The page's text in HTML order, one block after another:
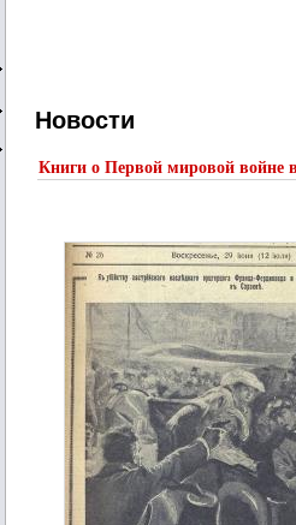
Новости
Книги о Первой мировой войне